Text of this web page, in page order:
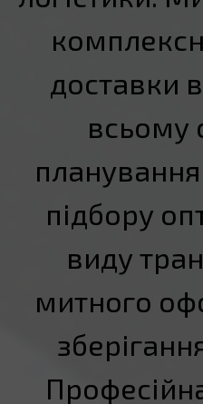
доставки
всьому
підбору
виду
митного